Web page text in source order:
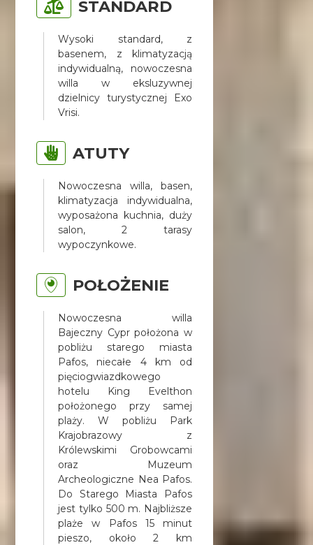
STANDARD
Wysoki standard, z
basenem, z klimatyzacją
indywidualną, nowoczesna
willa w eksluzywnej
dzielnicy turystycznej Exo
Vrisi.
ATUTY
Nowoczesna willa, basen,
klimatyzacja indywidualna,
wyposażona kuchnia, duży
salon, 2 tarasy
wypoczynkowe.
POŁOŻENIE
Nowoczesna willa
Bajeczny Cypr położona w
pobliżu starego miasta
Pafos, niecałe 4 km od
pięciogwiazdkowego
hotelu King Evelthon
położonego przy samej
plaży. W pobliżu Park
Krajobrazowy z
Królewskimi Grobowcami
oraz Muzeum
Archeologiczne Nea Pafos.
Do Starego Miasta Pafos
jest tylko 500 m. Najbliższe
plaże w Pafos 15 minut
pieszo, około 2 km